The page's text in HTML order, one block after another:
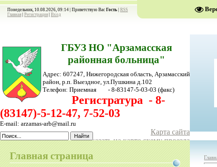
Понедельник, 10.08.2026, 09:14 | Приветствую Вас Гость RSS
Главная Регистрация Вход
ГБУЗ НО "Арзамасская
районная больница"
Адрес: 607247, Нижегородская область, Арзамасский
район, р.п. Выездное, ул.Пушкина д.102
Телефон: Приемная - 8-83147-5-03-03 (факс)
Регистратура - 8-
(83147)-5-12-47, 7-52-03
E-mail: arzamas-arb@mail.ru
Карта сайта
Показать на карте схему проезда
Главная страница